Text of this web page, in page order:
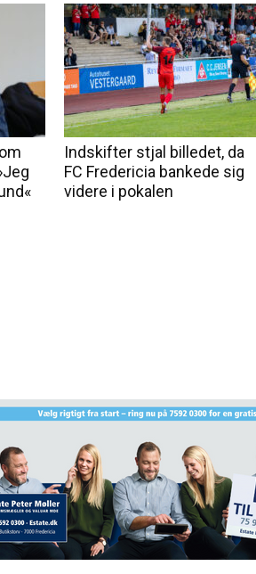
Indskifter stjal billedet, da
FC Fredericia bankede sig
videre i pokalen